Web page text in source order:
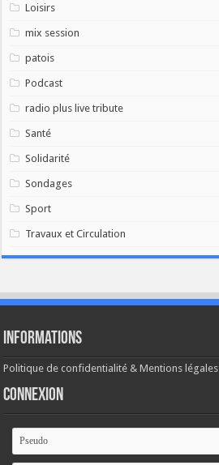
Loisirs
mix session
patois
Podcast
radio plus live tribute
Santé
Solidarité
Sondages
Sport
Travaux et Circulation
Informations
Politique de confidentialité & Mentions légales
Connexion